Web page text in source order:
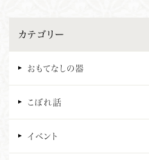
カテゴリー
おもてなしの器
こぼれ話
イベント